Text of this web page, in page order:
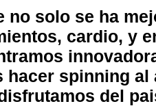
no solo se ha
cardio, y
hacer spinning
del